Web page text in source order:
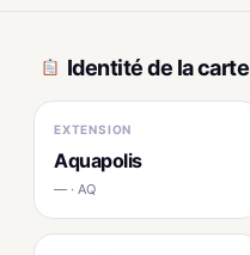
Identité de la carte
EXTENSION
Aquapolis
— · AQ